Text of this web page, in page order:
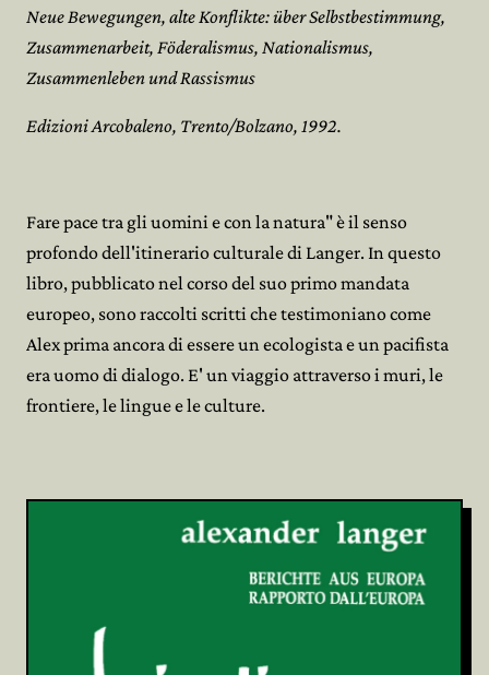
Neue Bewegungen, alte Konflikte: über Selbstbestimmung,
Zusammenarbeit, Föderalismus, Nationalismus,
Zusammenleben und Rassismus
Edizioni Arcobaleno, Trento/Bolzano, 1992.
Fare pace tra gli uomini e con la natura" è il senso
profondo dell'itinerario culturale di Langer. In questo
libro, pubblicato nel corso del suo primo mandata
europeo, sono raccolti scritti che testimoniano come
Alex prima ancora di essere un ecologista e un pacifista
era uomo di dialogo. E' un viaggio attraverso i muri, le
frontiere, le lingue e le culture.